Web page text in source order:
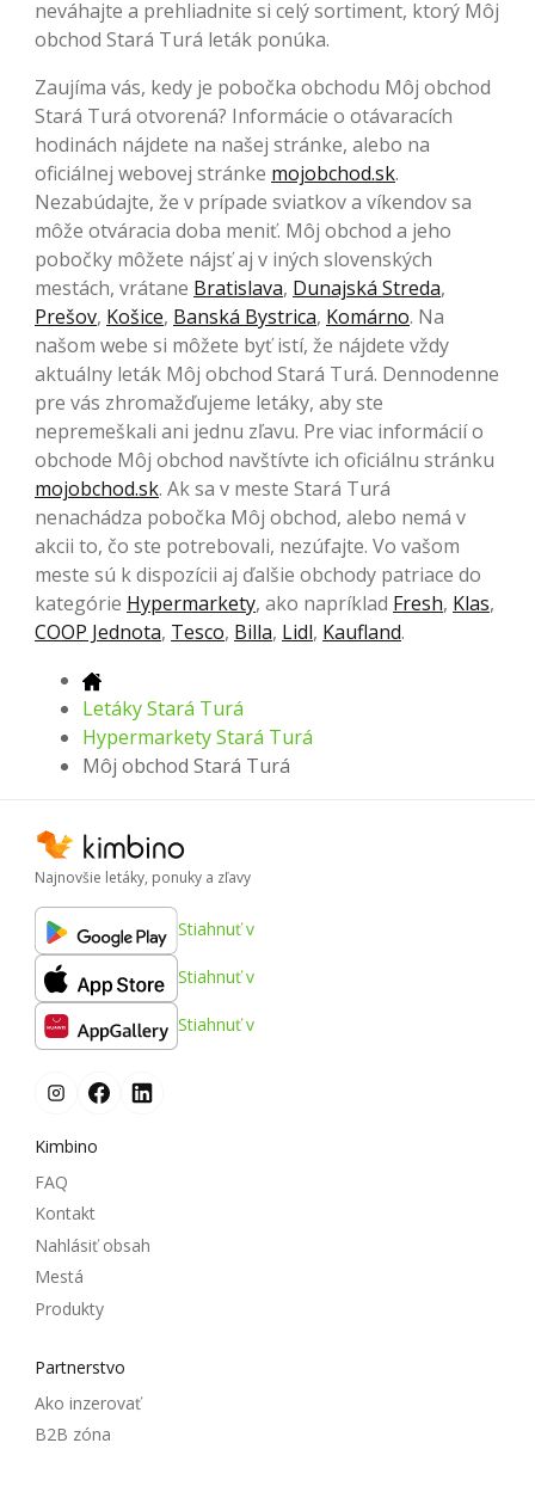
neváhajte a prehliadnite si celý sortiment, ktorý Môj
obchod Stará Turá leták ponúka.
Zaujíma vás, kedy je pobočka obchodu Môj obchod
Stará Turá otvorená? Informácie o otávaracích
hodinách nájdete na našej stránke, alebo na
oficiálnej webovej stránke mojobchod.sk.
Nezabúdajte, že v prípade sviatkov a víkendov sa
môže otváracia doba meniť. Môj obchod a jeho
pobočky môžete nájsť aj v iných slovenských
mestách, vrátane Bratislava, Dunajská Streda,
Prešov, Košice, Banská Bystrica, Komárno. Na
našom webe si môžete byť istí, že nájdete vždy
aktuálny leták Môj obchod Stará Turá. Dennodenne
pre vás zhromažďujeme letáky, aby ste
nepremeškali ani jednu zľavu. Pre viac informácií o
obchode Môj obchod navštívte ich oficiálnu stránku
mojobchod.sk. Ak sa v meste Stará Turá
nenachádza pobočka Môj obchod, alebo nemá v
akcii to, čo ste potrebovali, nezúfajte. Vo vašom
meste sú k dispozícii aj ďalšie obchody patriace do
kategórie Hypermarkety, ako napríklad Fresh, Klas,
COOP Jednota, Tesco, Billa, Lidl, Kaufland.
Letáky Stará Turá
Hypermarkety Stará Turá
Môj obchod Stará Turá
Najnovšie letáky, ponuky a zľavy
Stiahnuť v
Stiahnuť v
Stiahnuť v
Kimbino
FAQ
Kontakt
Nahlásiť obsah
Mestá
Produkty
Partnerstvo
Ako inzerovať
B2B zóna